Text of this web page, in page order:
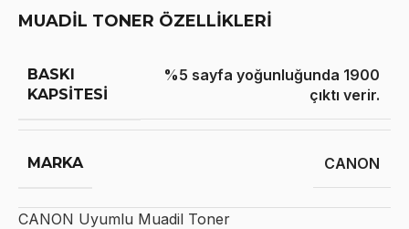
MUADİL TONER ÖZELLİKLERİ
BASKI
KAPSITESI
%5 sayfa yoğunluğunda 1900
çıktı verir.
MARKA CANON
CANON Uyumlu Muadil Toner